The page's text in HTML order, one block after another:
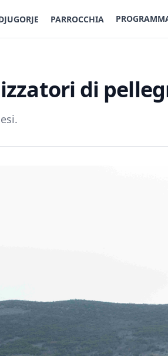
PARROCCHIA
di